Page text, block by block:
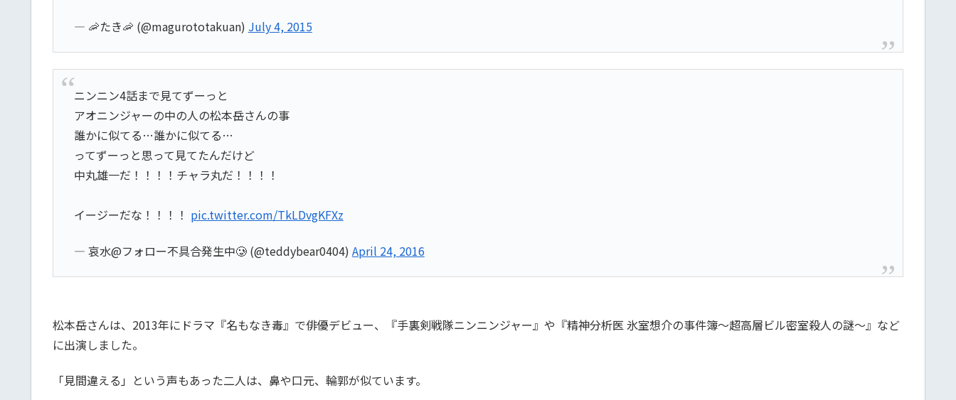
— 🦐たき🦐 (@magurototakuan) July 4, 2015
ニンニン4話まで見てずーっと
アオニンジャーの中の人の松本岳さんの事
誰かに似てる…誰かに似てる…
ってずーっと思って見てたんだけど
中丸雄一だ！！！！チャラ丸だ！！！！
イージーだな！！！！ pic.twitter.com/TkLDvgKFXz
— 哀水@フォロー不具合発生中🥲 (@teddybear0404) April 24, 2016
松本岳さんは、2013年にドラマ『名もなき毒』で俳優デビュー、『手裏剣戦隊ニンニンジャー』や『精神分析医 氷室想介の事件簿〜超高層ビル密室殺人の謎〜』など
に出演しました。
「見間違える」という声もあった二人は、鼻や口元、輪郭が似ています。